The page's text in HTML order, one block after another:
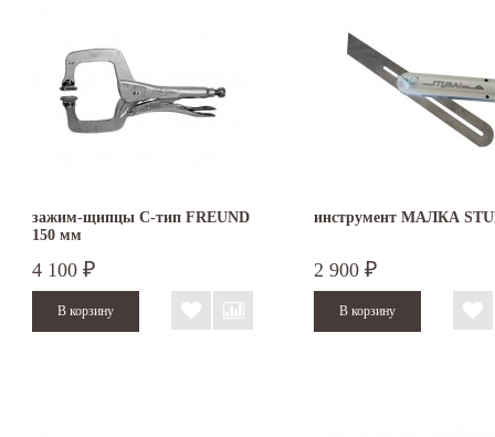
зажим-щипцы С-тип FREUND
150 мм
4 100 ₽
инструмент МАЛКА
2 900 ₽